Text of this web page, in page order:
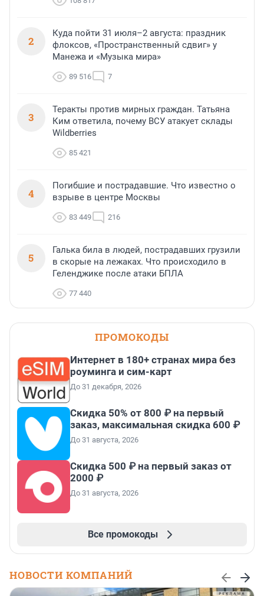
2
Куда пойти 31 июля–2 августа: праздник
флоксов, «Пространственный сдвиг» у
Манежа и «Музыка мира»
89 516 7
3
Теракты против мирных граждан. Татьяна
Ким ответила, почему ВСУ атакует склады
Wildberries
85 421
4
Погибшие и пострадавшие. Что известно о
взрыве в центре Москвы
83 449 216
5
Галька била в людей, пострадавших грузили
в скорые на лежаках. Что происходило в
Геленджике после атаки БПЛА
77 440
ПРОМОКОДЫ
Интернет в 180+ странах мира без
роуминга и сим-карт
До 31 декабря, 2026
Скидка 50% от 800 ₽ на первый
заказ, максимальная скидка 600 ₽
До 31 августа, 2026
Скидка 500 ₽ на первый заказ от
2000 ₽
До 31 августа, 2026
Все промокоды
НОВОСТИ КОМПАНИЙ